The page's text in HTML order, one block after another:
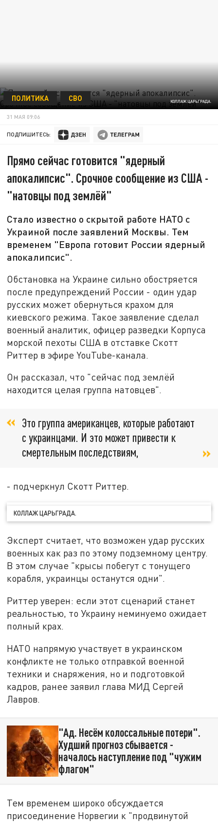
КОЛЛАЖ ЦАРЬГРАДА.
ПОЛИТИКА СВО
31 МАЯ 09:06
ПОДПИШИТЕСЬ:
Прямо сейчас готовится "ядерный
апокалипсис". Срочное сообщение из США -
"натовцы под землёй"
Стало известно о скрытой работе НАТО с
Украиной после заявлений Москвы. Тем
временем "Европа готовит России ядерный
апокалипсис".
Обстановка на Украине сильно обостряется
после предупреждений России - один удар
русских может обернуться крахом для
киевского режима. Такое заявление сделал
военный аналитик, офицер разведки Корпуса
морской пехоты США в отставке Скотт
Риттер в эфире YouTube-канала.
Он рассказал, что "сейчас под землёй
находится целая группа натовцев".
Это группа американцев, которые работают
с украинцами. И это может привести к
смертельным последствиям,
- подчеркнул Скотт Риттер.
КОЛЛАЖ ЦАРЬГРАДА.
Эксперт считает, что возможен удар русских
военных как раз по этому подземному центру.
В этом случае "крысы побегут с тонущего
корабля, украинцы останутся одни".
Риттер уверен: если этот сценарий станет
реальностью, то Украину неминуемо ожидает
полный крах.
НАТО напрямую участвует в украинском
конфликте не только отправкой военной
техники и снаряжения, но и подготовкой
кадров, ранее заявил глава МИД Сергей
Лавров.
"Ад. Несём колоссальные потери".
Худший прогноз сбывается -
началось наступление под "чужим
флагом"
Тем временем широко обсуждается
присоединение Норвегии к "продвинутой